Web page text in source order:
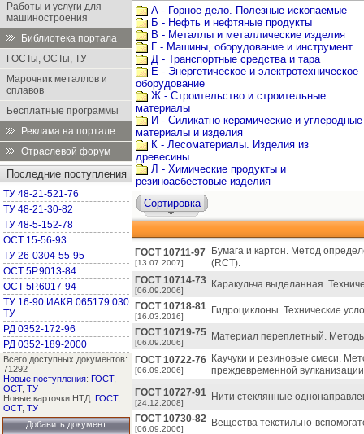
Работы и услуги для
машиностроения
Библиотека портала
ГОСТы, ОСТы, ТУ
Марочник металлов и
сплавов
Бесплатные программы
Реклама на портале
Отраслевой форум
Последние поступления
ТУ 48-21-521-76
ТУ 48-21-30-82
ТУ 48-5-152-78
ОСТ 15-56-93
ТУ 26-0304-55-95
ОСТ 5Р.9013-84
ОСТ 5Р.6017-94
ТУ 16-90 ИАКЯ.065179.030
ТУ
РД 0352-172-96
РД 0352-189-2000
Всего доступных документов:
71292
Новые поступления: ГОСТ,
ОСТ, ТУ
Новые карточки НТД: ГОСТ,
ОСТ, ТУ
Добавить документ
А - Горное дело. Полезные ископаемые
Б - Нефть и нефтяные продукты
В - Металлы и металлические изделия
Г - Машины, оборудование и инструмент
Д - Транспортные средства и тара
Е - Энергетическое и электротехническое
оборудование
Ж - Строительство и строительные
материалы
И - Силикатно-керамические и углеродные
материалы и изделия
К - Лесоматериалы. Изделия из
древесины
Л - Химические продукты и
резиноасбестовые изделия
Сортировка
ГОСТ 10711-97
[13.07.2007]
Бумага и картон. Метод
(RCT).
ГОСТ 10714-73
[06.09.2006]
Каракульча выделанная.
ГОСТ 10718-81
[16.03.2016]
Гидроциклоны. Технические
ГОСТ 10719-75
[06.09.2006]
Материал переплетный.
ГОСТ 10722-76
[06.09.2006]
Каучуки и резиновые смеси.
преждевременной
ГОСТ 10727-91
[24.12.2008]
Нити стеклянные
ГОСТ 10730-82
[06.09.2006]
Вещества текстильно-